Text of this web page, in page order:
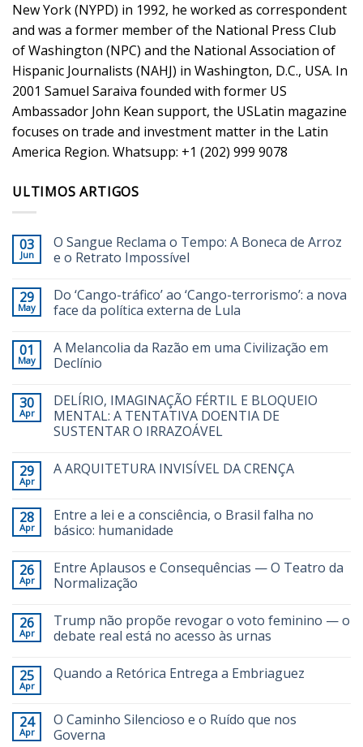
New York (NYPD) in 1992, he worked as correspondent
and was a former member of the National Press Club
of Washington (NPC) and the National Association of
Hispanic Journalists (NAHJ) in Washington, D.C., USA. In
2001 Samuel Saraiva founded with former US
Ambassador John Kean support, the USLatin magazine
focuses on trade and investment matter in the Latin
America Region. Whatsupp: +1 (202) 999 9078
ULTIMOS ARTIGOS
03
Jun
O Sangue Reclama o Tempo: A Boneca de Arroz
e o Retrato Impossível
29
May
Do ‘Cango-tráfico’ ao ‘Cango-terrorismo’: a nova
face da política externa de Lula
01
May
A Melancolia da Razão em uma Civilização em
Declínio
30
Apr
DELÍRIO, IMAGINAÇÃO FÉRTIL E BLOQUEIO
MENTAL: A TENTATIVA DOENTIA DE
SUSTENTAR O IRRAZOÁVEL
29
Apr
A ARQUITETURA INVISÍVEL DA CRENÇA
28
Apr
Entre a lei e a consciência, o Brasil falha no
básico: humanidade
26
Apr
Entre Aplausos e Consequências — O Teatro da
Normalização
26
Apr
Trump não propõe revogar o voto feminino — o
debate real está no acesso às urnas
25
Apr
Quando a Retórica Entrega a Embriaguez
24
Apr
O Caminho Silencioso e o Ruído que nos
Governa